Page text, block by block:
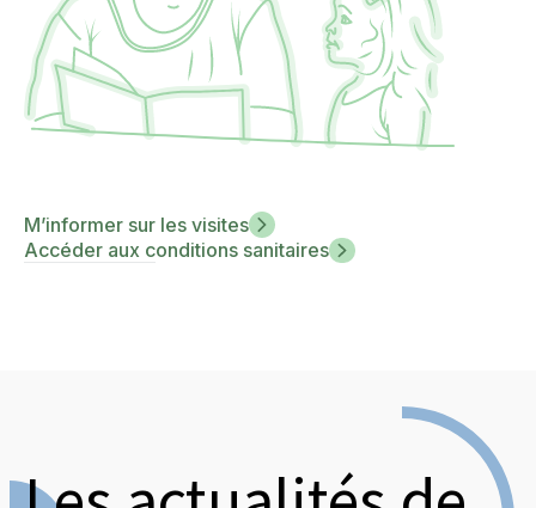
M’informer sur les visites
Accéder aux conditions sanitaires